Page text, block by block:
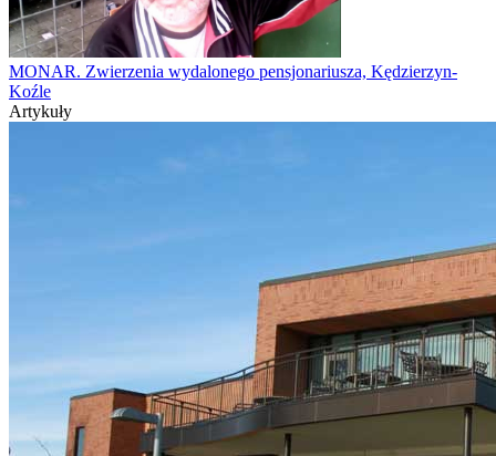
MONAR. Zwierzenia wydalonego pensjonariusza, Kędzierzyn-
Koźle
Artykuły